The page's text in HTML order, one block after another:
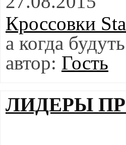
Кроссовки
а когда
Гость
ЛИДЕРЫ